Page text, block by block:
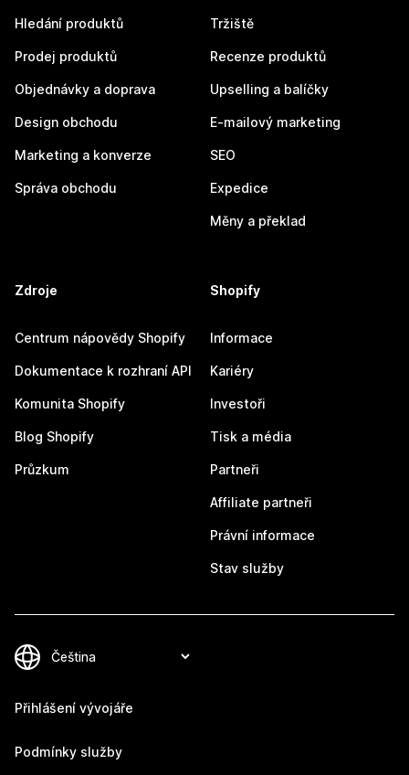
Hledání produktů
Prodej produktů
Objednávky a doprava
Design obchodu
Marketing a konverze
Správa obchodu
Tržiště
Recenze produktů
Upselling a balíčky
E-mailový marketing
SEO
Expedice
Měny a překlad
Zdroje
Centrum nápovědy Shopify
Dokumentace k rozhraní API
Komunita Shopify
Blog Shopify
Průzkum
Shopify
Informace
Kariéry
Investoři
Tisk a média
Partneři
Affiliate partneři
Právní informace
Stav služby
Přihlášení vývojáře
Podmínky služby